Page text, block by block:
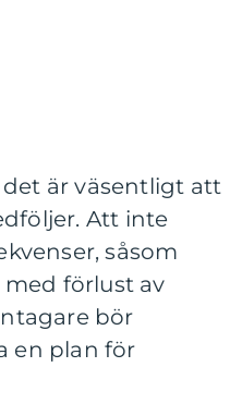
är väsentligt att
Att inte
såsom
förlust av
bör
en plan för